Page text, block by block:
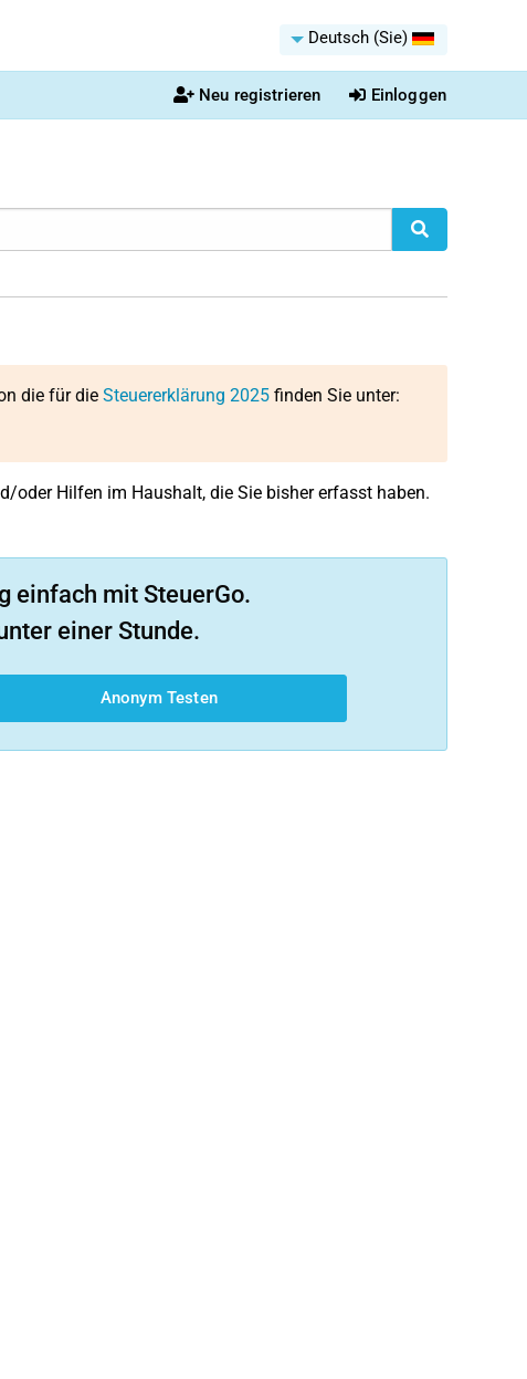
Deutsch (Sie)
Neu registrieren Einloggen
die für die Steuererklärung 2025finden Sie unter:
oder Hilfen im Haushalt, die Sie bisher erfasst haben.
einfach mit SteuerGo.
einer Stunde.
Anonym Testen